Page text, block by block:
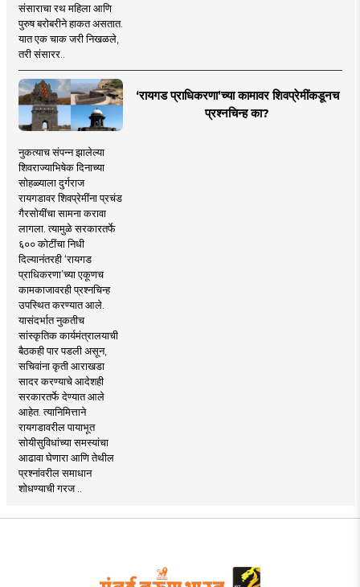
संसाराचा रथ महिला आणि
पुरुष बरोबरीने हाकत असतात.
यात एक चाक जरी निखळले,
तरी संसारर..
‘रायगड प्राधिकरणा’च्या कामावर शिवप्रेमींकडूनच
प्रश्नचिन्ह का?
नुकत्याच संपन्न झालेल्या
शिवराज्याभिषेक दिनाच्या
सोहळ्याला दुर्गराज
रायगडावर शिवप्रेमींना प्रचंड
गैरसोयींचा सामना करावा
लागला. त्यामुळे सरकारतर्फे
६०० कोटींचा निधी
दिल्यानंतरही ‘रायगड
प्राधिकरणा’च्या एकूणच
कामकाजावरही प्रश्नचिन्ह
उपस्थित करण्यात आले.
यासंदर्भात नुकतीच
सांस्कृतिक कार्यमंत्रालयाची
बैठकही पार पडली असून,
सचिवांना कृती आराखडा
सादर करण्याचे आदेशही
सरकारतर्फे देण्यात आले
आहेत. त्यानिमित्ताने
रायगडावरील पायाभूत
सोयीसुविधांच्या समस्यांचा
आढावा घेणारा आणि तेथील
प्रश्नांवरील समाधान
शोधण्याची गरज ..